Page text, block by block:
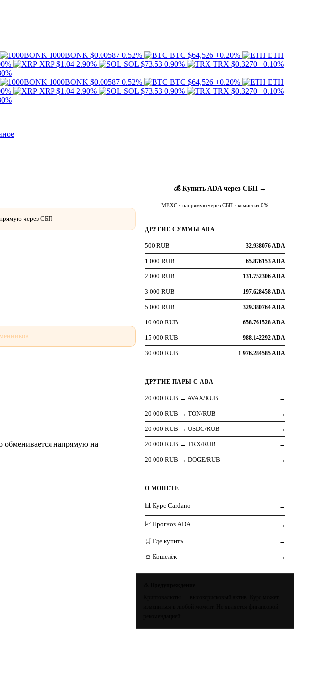
1000BONK $0.00587 0.52% BTC $64,526 +0.20%
ETH
XRP $1.04 2.90% SOL $73.53 0.90% TRX $0.3270 +0.10%
1000BONK $0.00587 0.52% BTC $64,526 +0.20%
ETH
XRP $1.04 2.90% SOL $73.53 0.90% TRX $0.3270 +0.10%
через СБП
обменивается напрямую на
💰 Купить ADA через СБП →
MEXC · напрямую через СБП · комиссия 0%
ДРУГИЕ СУММЫ ADA
500 RUB 32.938076 ADA
1 000 RUB 65.876153 ADA
2 000 RUB 131.752306 ADA
3 000 RUB 197.628458 ADA
5 000 RUB 329.380764 ADA
10 000 RUB 658.761528 ADA
15 000 RUB 988.142292 ADA
30 000 RUB 1 976.284585 ADA
ДРУГИЕ ПАРЫ С ADA
20 000 RUB → AVAX/RUB →
20 000 RUB → TON/RUB →
20 000 RUB → USDC/RUB →
20 000 RUB → TRX/RUB →
20 000 RUB → DOGE/RUB →
О МОНЕТЕ
📊 Курс Cardano →
📈 Прогноз ADA →
🛒 Где купить →
👛 Кошелёк →